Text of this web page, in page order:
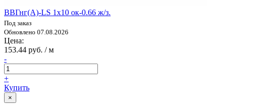
ВВГнг(А)-LS 1х10 ок-0.66 ж/з.
Под заказ
Обновлено 07.08.2026
Цена:
153.44 руб. / м
-
+
Купить
×